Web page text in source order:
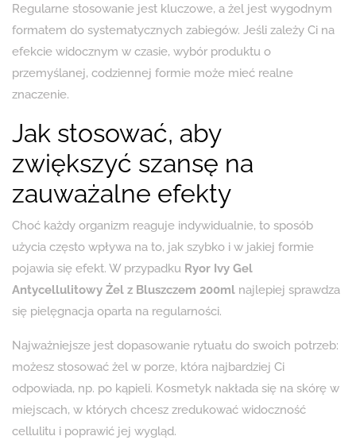
Regularne stosowanie jest kluczowe, a żel jest wygodnym
formatem do systematycznych zabiegów. Jeśli zależy Ci na
efekcie widocznym w czasie, wybór produktu o
przemyślanej, codziennej formie może mieć realne
znaczenie.
Jak stosować, aby
zwiększyć szansę na
zauważalne efekty
Choć każdy organizm reaguje indywidualnie, to sposób
użycia często wpływa na to, jak szybko i w jakiej formie
pojawia się efekt. W przypadku Ryor Ivy Gel
Antycellulitowy Żel z Bluszczem 200ml najlepiej sprawdza
się pielęgnacja oparta na regularności.
Najważniejsze jest dopasowanie rytuału do swoich potrzeb:
możesz stosować żel w porze, która najbardziej Ci
odpowiada, np. po kąpieli. Kosmetyk nakłada się na skórę w
miejscach, w których chcesz zredukować widoczność
cellulitu i poprawić jej wygląd.